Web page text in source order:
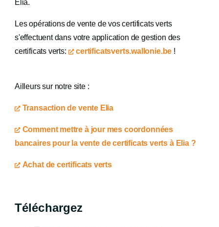
Elia.
Les opérations de vente de vos certificats verts
s'effectuent dans votre application de gestion des
certificats verts:
certificatsverts.wallonie.be !
Ailleurs sur notre site :
Transaction de vente Elia
Comment mettre à jour mes coordonnées
bancaires pour la vente de certificats verts à Elia ?
Achat de certificats verts
Téléchargez